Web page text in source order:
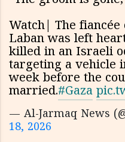
Watch| The fiancée
Laban was left
killed in an Israeli
targeting a vehicle
week before the
married.#Gaza
— Al-Jarmaq News
18, 2026